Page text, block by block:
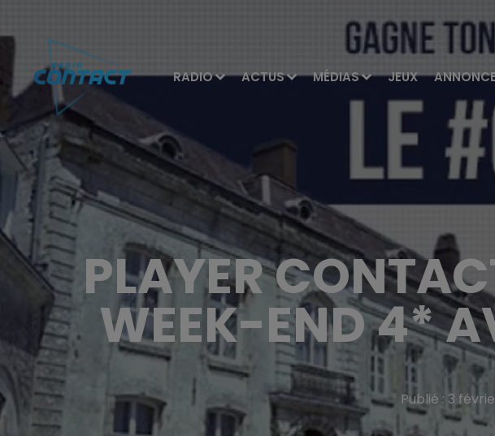
RADIO ACTUS MÉDIAS JEUX
PLAYER
WEEK-END 4*
Publié : 3